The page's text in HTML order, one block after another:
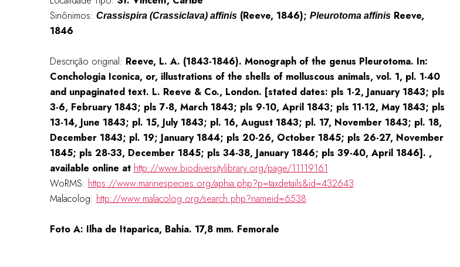
Sinônimos: Crassispira (Crassiclava) affinis(Reeve, 1846); Pleurotoma affinisReeve,
1846
Descrição original: Reeve, L. A. (1843-1846). Monograph of the genus Pleurotoma. In:
Conchologia Iconica, or, illustrations of the shells of molluscous animals, vol. 1, pl. 1-40
and unpaginated text. L. Reeve & Co., London. [stated dates: pls 1-2, January 1843; pls
3-6, February 1843; pls 7-8, March 1843; pls 9-10, April 1843; pls 11-12, May 1843; pls
13-14, June 1843; pl. 15, July 1843; pl. 16, August 1843; pl. 17, November 1843; pl. 18,
December 1843; pl. 19; January 1844; pls 20-26, October 1845; pls 26-27, November
1845; pls 28-33, December 1845; pls 34-38, January 1846; pls 39-40, April 1846]. ,
available online at http://www.biodiversitylibrary.org/page/11119161
WoRMS: https://www.marinespecies.org/aphia.php?p=taxdetails&id=432643
Malacolog: http://www.malacolog.org/search.php?nameid=6538
Foto A: Ilha de Itaparica, Bahia. 17,8 mm. Femorale